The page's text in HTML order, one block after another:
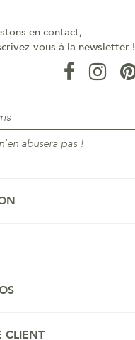
en contact,
vous à la newsletter !
abusera pas !
CLIENT